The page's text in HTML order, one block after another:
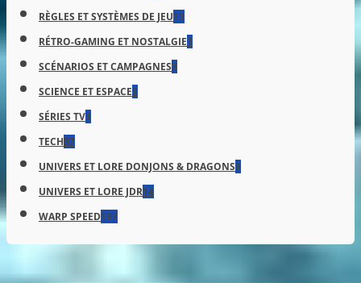
RÈGLES ET SYSTÈMES DE JEU13
RÉTRO-GAMING ET NOSTALGIE1
SCÉNARIOS ET CAMPAGNES3
SCIENCE ET ESPACE5
SÉRIES TV3
TECH97
UNIVERS ET LORE DONJONS & DRAGONS9
UNIVERS ET LORE JDR14
WARP SPEED197